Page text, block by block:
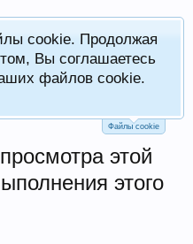
cookie. Продолжая
Вы соглашаетесь
файлов cookie.
Файлы cookie
этой
этого